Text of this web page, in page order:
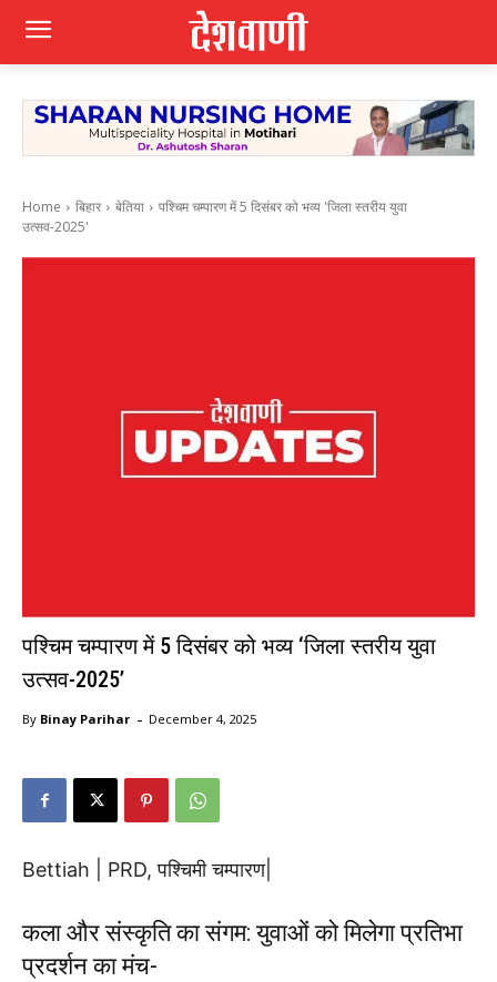
Home बिहार बेतिया
पश्चिम चम्पारण में 5 दिसंबर को भव्य 'जिला स्तरीय युवा
उत्सव-2025'
पश्चिम चम्पारण में 5 दिसंबर को भव्य ‘जिला स्तरीय युवा
उत्सव-2025’
By Binay Parihar - December 4, 2025
Bettiah | PRD, पश्चिमी चम्पारण|
कला और संस्कृति का संगम: युवाओं को मिलेगा प्रतिभा
प्रदर्शन का मंच-